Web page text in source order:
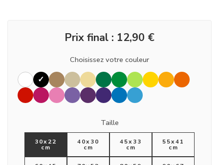
Prix final : 12,90 €
Choisissez votre couleur
Taille
30x22
cm
40x30
cm
45x33
cm
55x41
cm